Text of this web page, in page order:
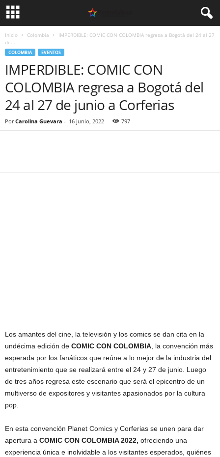
Inicio Colombia
IMPERDIBLE: COMIC CON COLOMBIA regresa a Bogotá del 24 al 27
de...
COLOMBIA EVENTOS
IMPERDIBLE: COMIC CON
COLOMBIA regresa a Bogotá del
24 al 27 de junio a Corferias
Por Carolina Guevara - 16 junio, 2022 797
Los amantes del cine, la televisión y los comics se dan cita en la
undécima edición de COMIC CON COLOMBIA, la convención más
esperada por los fanáticos que reúne a lo mejor de la industria del
entretenimiento que se realizará entre el 24 y 27 de junio. Luego
de tres años regresa este escenario que será el epicentro de un
multiverso de expositores y visitantes apasionados por la cultura
pop.
En esta convención Planet Comics y Corferias se unen para dar
apertura a COMIC CON COLOMBIA 2022, ofreciendo una
experiencia única e inolvidable a los visitantes esperados, quiénes